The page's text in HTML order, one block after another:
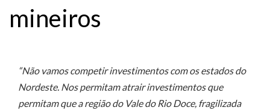
mineiros
“Não vamos competir investimentos com os estados do
Nordeste. Nos permitam atrair investimentos que
permitam que a região do Vale do Rio Doce, fragilizada